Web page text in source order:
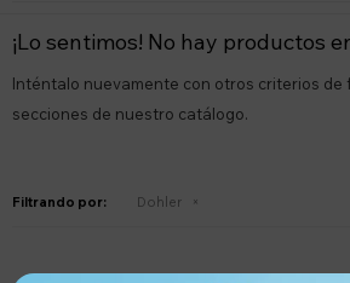
¡Lo sentimos! No hay productos
Inténtalo nuevamente con otros criterios de
secciones de nuestro catálogo.
Filtrando por: Dohler